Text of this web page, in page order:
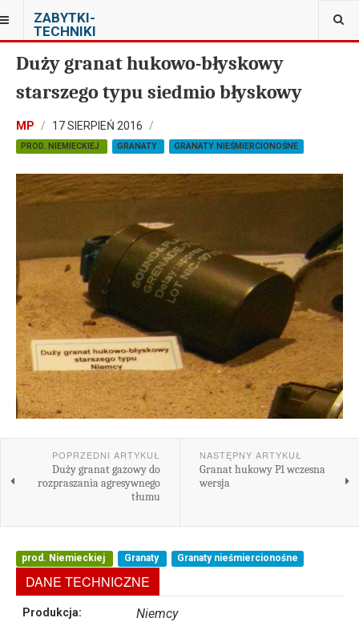
ZABYTKI-
TECHNIKI
JESTEŚ TUTAJ:
Duży granat hukowo-błyskowy
starszego typu siedmio błyskowy
MP 17 SIERPIEŃ 2016
PROD. NIEMIECKIEJ GRANATY GRANATY NIEŚMIERCIONOŚNE
POPRZEDNI ARTYKUŁ
Duży granat gazowy do
rozpraszania agresywnego
tłumu
NASTĘPNY ARTYKUŁ
Granat hukowy P1 wczesna
wersja
prod. Niemieckiej Granaty Granaty nieśmiercionośne
DANE TECHNICZNE
Produkcja: Niemcy